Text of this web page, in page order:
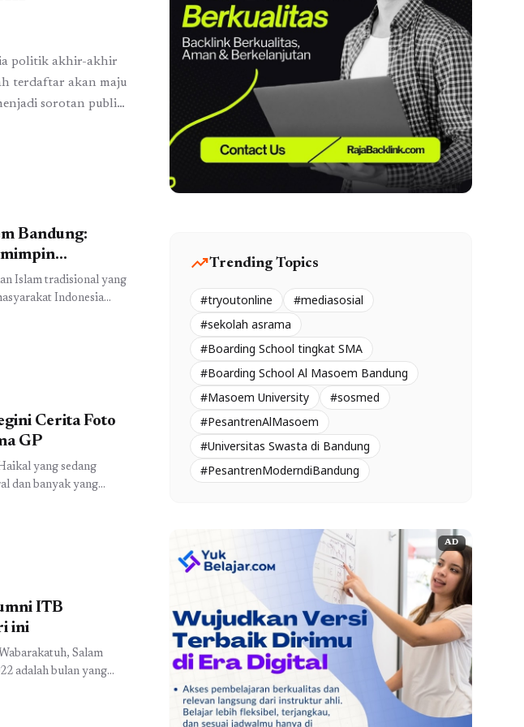
politik akhir-akhir
terdaftar akan maju
sorotan publik.
fakta yang
...
Bandung:
Islam tradisional yang
Indonesia
guru agama, belajar
Cerita Foto
GP
yang sedang
dan banyak yang
menduga-duga
ITB
ini
Salam
adalah bulan yang
dalam lingkungan
trending_upTrending Topics
#tryoutonline
#mediasosial
#sekolah asrama
#Boarding School tingkat SMA
#Boarding School Al Masoem Bandung
#Masoem University
#sosmed
#PesantrenAlMasoem
#Universitas Swasta di Bandung
#PesantrenModerndiBandung
AD